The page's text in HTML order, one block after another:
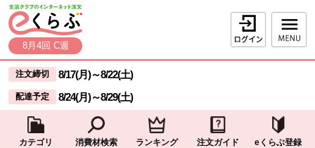
ページの先頭です。
本文へジャンプする。
8月4回 C週
ログイン
ここからサイト内共通メニューです。
サイト内共通メニューをスキップする
注文締切 8/17(月)～8/22(土)
配達予定 8/24(月)～8/29(土)
カテゴリ 消費材検索 ランキング 注文ガイド eくらぶ登録